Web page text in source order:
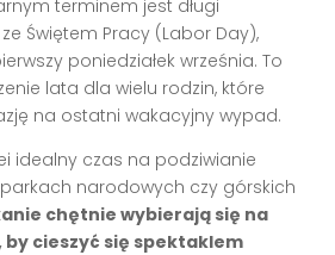
terminem jest długi
Świętem Pracy (Labor Day),
poniedziałek września. To
lata dla wielu rodzin, które
na ostatni wakacyjny wypad.
idealny czas na podziwianie
narodowych czy górskich
chętnie wybierają się na
cieszyć się spektaklem